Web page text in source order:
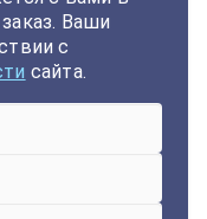
Ваши
с
сайта.